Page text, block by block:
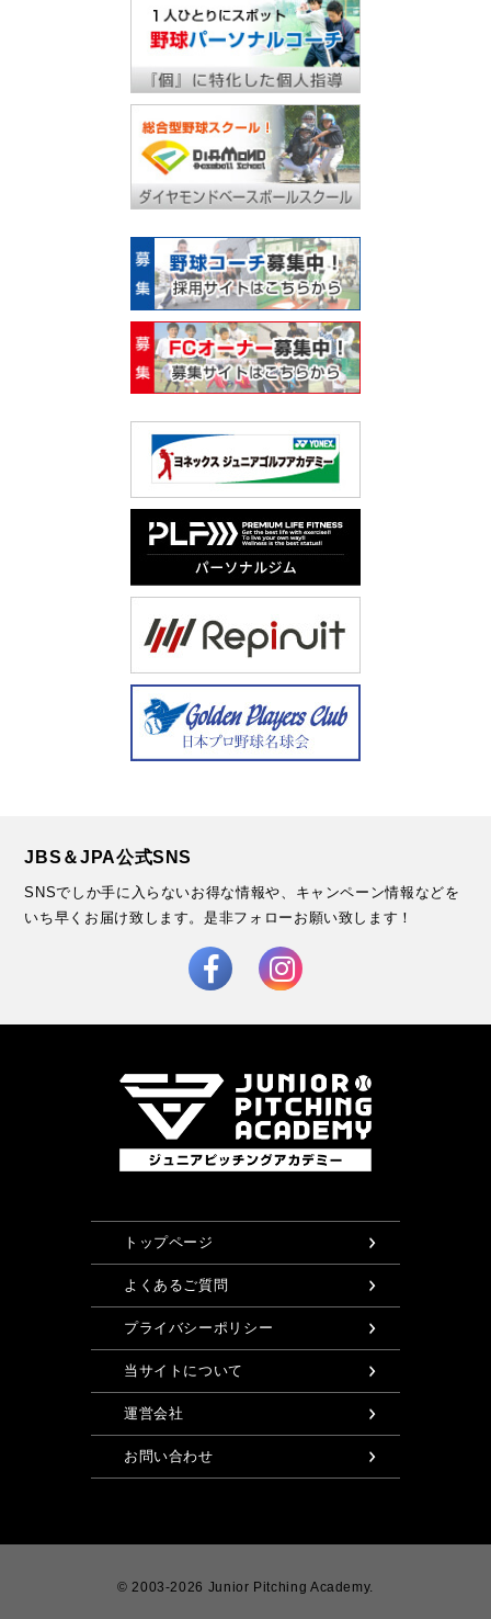
JBS＆JPA公式SNS
SNSでしか手に入らないお得な情報や、キャンペーン情報などを
いち早くお届け致します。是非フォローお願い致します！
トップページ
よくあるご質問
プライバシーポリシー
当サイトについて
運営会社
お問い合わせ
© 2003-2026 Junior Pitching Academy.